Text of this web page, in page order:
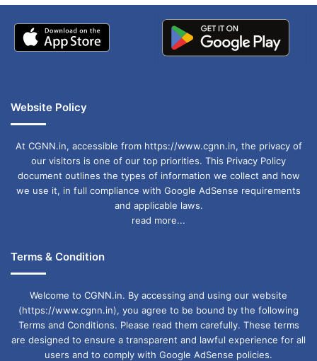
Website Policy
At CGNN.in, accessible from https://www.cgnn.in, the privacy of
our visitors is one of our top priorities. This Privacy Policy
document outlines the types of information we collect and how
we use it, in full compliance with Google AdSense requirements
and applicable laws.
read more...
Terms & Condition
Welcome to CGNN.in. By accessing and using our website
(https://www.cgnn.in), you agree to be bound by the following
Terms and Conditions. Please read them carefully. These terms
are designed to ensure a transparent and lawful experience for all
users and to comply with Google AdSense policies.